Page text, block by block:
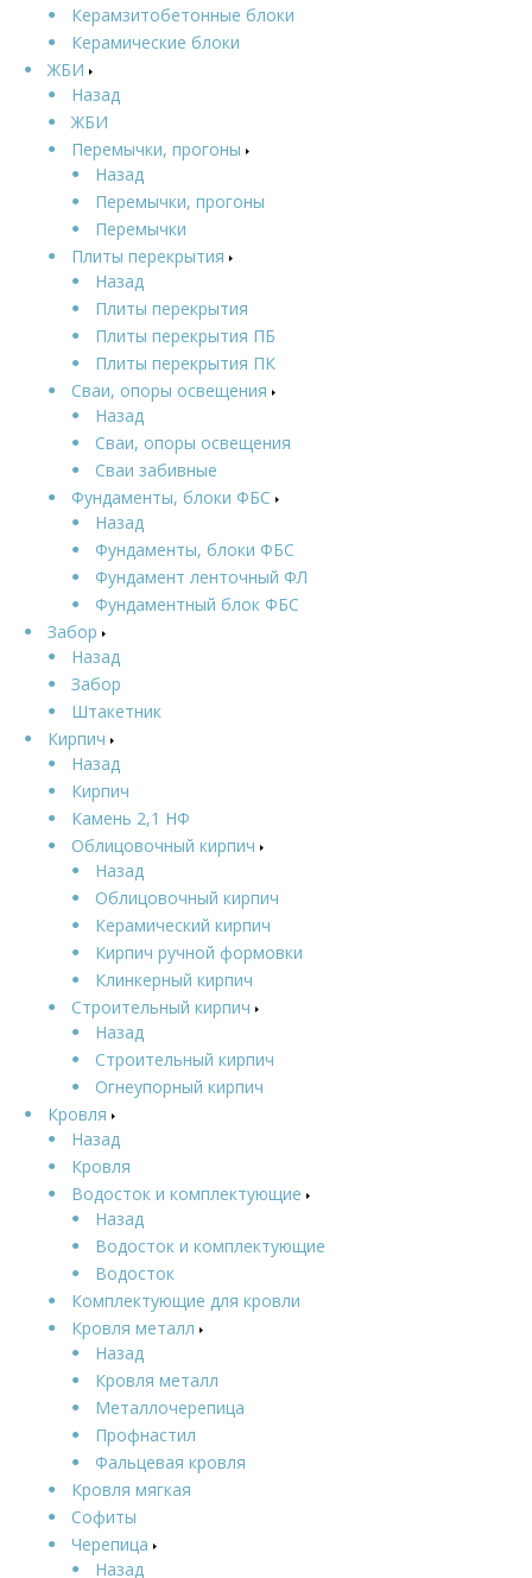
Керамзитобетонные блоки
Керамические блоки
ЖБИ
Назад
ЖБИ
Перемычки, прогоны
Назад
Перемычки, прогоны
Перемычки
Плиты перекрытия
Назад
Плиты перекрытия
Плиты перекрытия ПБ
Плиты перекрытия ПК
Сваи, опоры освещения
Назад
Сваи, опоры освещения
Сваи забивные
Фундаменты, блоки ФБС
Назад
Фундаменты, блоки ФБС
Фундамент ленточный ФЛ
Фундаментный блок ФБС
Забор
Назад
Забор
Штакетник
Кирпич
Назад
Кирпич
Камень 2,1 НФ
Облицовочный кирпич
Назад
Облицовочный кирпич
Керамический кирпич
Кирпич ручной формовки
Клинкерный кирпич
Строительный кирпич
Назад
Строительный кирпич
Огнеупорный кирпич
Кровля
Назад
Кровля
Водосток и комплектующие
Назад
Водосток и комплектующие
Водосток
Комплектующие для кровли
Кровля металл
Назад
Кровля металл
Металлочерепица
Профнастил
Фальцевая кровля
Кровля мягкая
Софиты
Черепица
Назад